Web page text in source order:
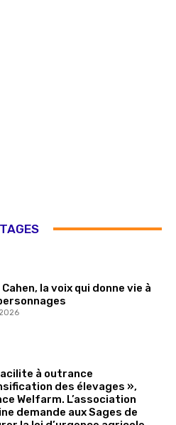
la voix qui donne vie à
à outrance
des élevages »,
Welfarm. L’association
demande aux Sages de